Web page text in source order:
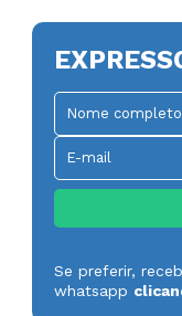
Se preferir,
whatsapp